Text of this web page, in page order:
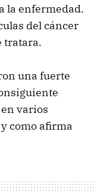
la enfermedad.
del cáncer
tratara.
una fuerte
varios
como afirma